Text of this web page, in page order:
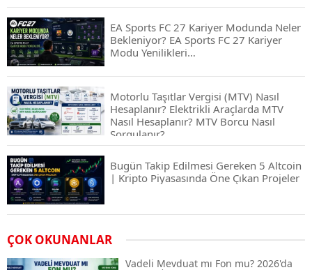
EA Sports FC 27 Kariyer Modunda Neler
Bekleniyor? EA Sports FC 27 Kariyer
Modu Yenilikleri…
Motorlu Taşıtlar Vergisi (MTV) Nasıl
Hesaplanır? Elektrikli Araçlarda MTV
Nasıl Hesaplanır? MTV Borcu Nasıl
Sorgulanır?
Bugün Takip Edilmesi Gereken 5 Altcoin
| Kripto Piyasasında Öne Çıkan Projeler
Airdrop Nasıl Alınır? Kripto Para Airdrop
Rehberi ve Güvenli Katılım Yöntemleri
ÇOK OKUNANLAR
Vadeli Mevduat mı Fon mu? 2026'da